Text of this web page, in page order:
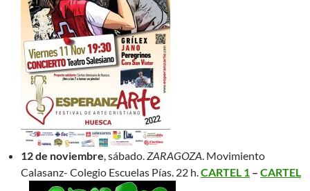
12 de noviembre , sábado. ZARAGOZA . Movimiento
Calasanz- Colegio Escuelas Pías. 22 h. CARTEL 1 – CARTEL